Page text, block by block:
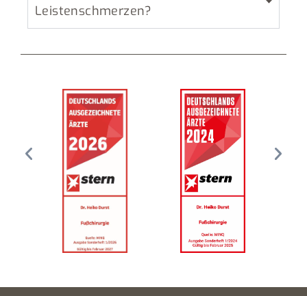
Leistenschmerzen?